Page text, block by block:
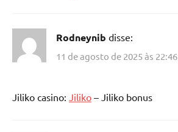
Rodneynib disse:
11 de agosto de 2025 às 22:46
Jiliko casino: Jiliko – Jiliko bonus